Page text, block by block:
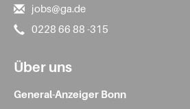
jobs@ga.de
0228 66 88 -315
Über uns
General-Anzeiger Bonn